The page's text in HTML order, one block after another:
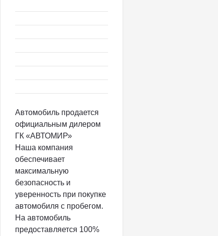
Автомобиль продается
официальным дилером
ГК «АВТОМИР»
Наша компания
обеспечивает
максимальную
безопасность и
уверенность при покупке
автомобиля с пробегом.
На автомобиль
предоставляется 100%